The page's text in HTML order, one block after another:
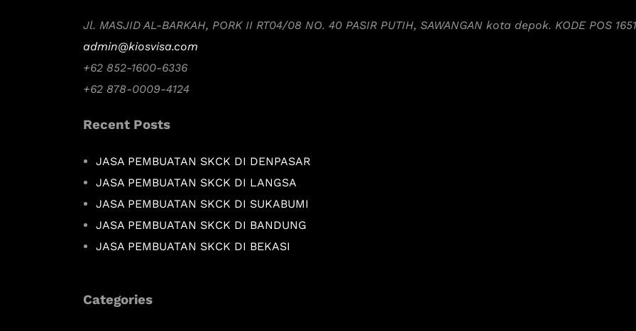
Jl. MASJID AL-BARKAH, PORK II RT04/08 NO. 40 PASIR PUTIH, SAWANGAN kota depok. KODE POS
admin@kiosvisa.com
+62 852-1600-6336
+62 878-0009-4124
Recent Posts
JASA PEMBUATAN SKCK DI DENPASAR
JASA PEMBUATAN SKCK DI LANGSA
JASA PEMBUATAN SKCK DI SUKABUMI
JASA PEMBUATAN SKCK DI BANDUNG
JASA PEMBUATAN SKCK DI BEKASI
Categories